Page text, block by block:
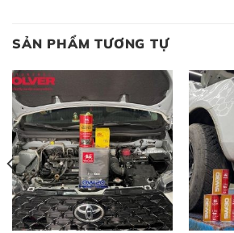
SẢN PHẨM TƯƠNG TỰ